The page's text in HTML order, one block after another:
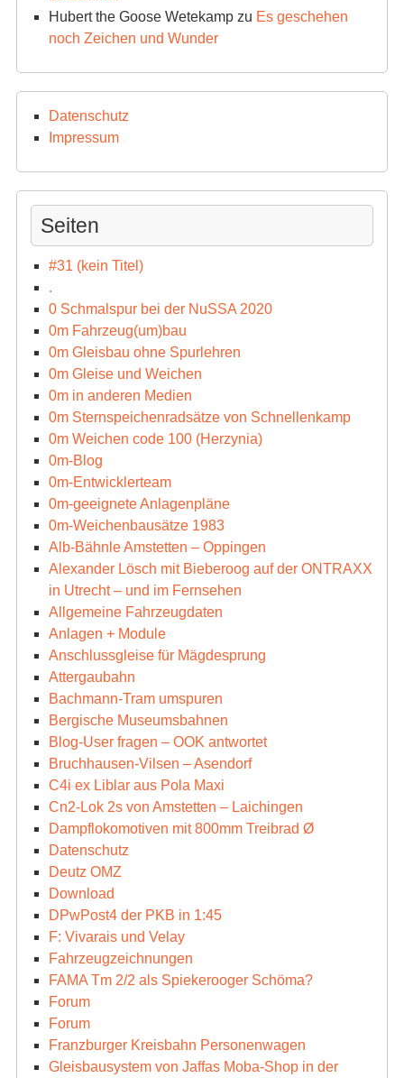
Hubert the Goose Wetekampzu Es geschehen
noch Zeichen und Wunder
Datenschutz
Impressum
Seiten
#31 (kein Titel)
.
0 Schmalspur bei der NuSSA 2020
0m Fahrzeug(um)bau
0m Gleisbau ohne Spurlehren
0m Gleise und Weichen
0m in anderen Medien
0m Sternspeichenradsätze von Schnellenkamp
0m Weichen code 100 (Herzynia)
0m-Blog
0m-Entwicklerteam
0m-geeignete Anlagenpläne
0m-Weichenbausätze 1983
Alb-Bähnle Amstetten – Oppingen
Alexander Lösch mit Bieberoog auf der ONTRAXX
in Utrecht – und im Fernsehen
Allgemeine Fahrzeugdaten
Anlagen + Module
Anschlussgleise für Mägdesprung
Attergaubahn
Bachmann-Tram umspuren
Bergische Museumsbahnen
Blog-User fragen – OOK antwortet
Bruchhausen-Vilsen – Asendorf
C4i ex Liblar aus Pola Maxi
Cn2-Lok 2s von Amstetten – Laichingen
Dampflokomotiven mit 800mm Treibrad Ø
Datenschutz
Deutz OMZ
Download
DPwPost4 der PKB in 1:45
F: Vivarais und Velay
Fahrzeugzeichnungen
FAMA Tm 2/2 als Spiekerooger Schöma?
Forum
Forum
Franzburger Kreisbahn Personenwagen
Gleisbausystem von Jaffas Moba-Shop in der